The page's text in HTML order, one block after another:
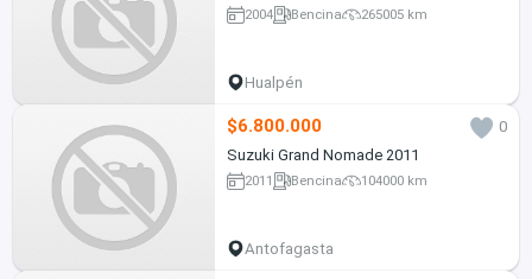
2004 Bencina 265005 km
Hualpén
$6.800.000
0
Suzuki Grand Nomade 2011
2011 Bencina 104000 km
Antofagasta